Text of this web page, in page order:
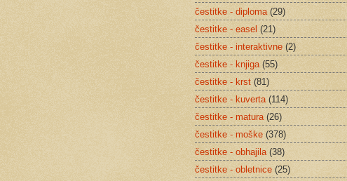
čestitke - diploma (29)
čestitke - easel (21)
čestitke - interaktivne (2)
čestitke - knjiga (55)
čestitke - krst (81)
čestitke - kuverta (114)
čestitke - matura (26)
čestitke - moške (378)
čestitke - obhajila (38)
čestitke - obletnice (25)